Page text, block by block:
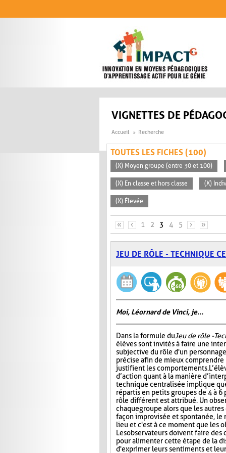
VIGNETTES DE
Accueil Recherche
TOUTES LES FICHES (100)
(X) Moyen groupe (entre 30 et 100)
(X) En classe et hors classe (X)
(X) Élevée
PAGES
« ‹ 1 2 3 4 5 › »
JEU DE RÔLE - TECHNIQUE
Moi, Léornard de Vinci, je...
Dans la formule duJeu de rôle -
élèves sont invités à faire une
subjective du rôle d'un
précise afin de mieux
justifient les comportements.
d’action quant à la manière
technique centralisée implique
répartis en petits groupes de 4 à 6
rôle différent est attribué. Un
chaque groupe alors que les
façon improvisée et spontanée, le
lieu et c'est à ce moment que les
Les observateurs doivent faire
pour alimenter cette étape de la
d'exprimer leurs sentiments et